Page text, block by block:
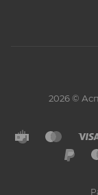
2026 ©